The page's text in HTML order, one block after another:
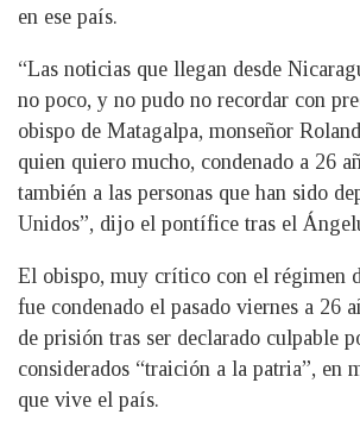
en ese país.
“Las noticias que llegan desde
no poco, y no pudo no recordar con
obispo de Matagalpa, monseñor
quien quiero mucho, condenado a 26
también a las personas que han sido
Unidos”, dijo el pontífice tras el
El obispo, muy crítico con el régimen
fue condenado el pasado viernes a 26
de prisión tras ser declarado culpable
considerados “traición a la patria”, en
que vive el país.